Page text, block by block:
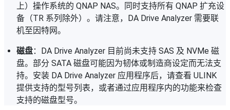
上）操作系统的 QNAP NAS。同时支持所有 QNAP 扩充设
备（TR 系列除外）。请注意，DA Drive Analyzer 需要联
机至因特网。
磁盘：DA Drive Analyzer 目前尚未支持 SAS 及 NVMe 磁
盘。部分 SATA 磁盘可能因为韧体或制造商设定而无法支
持。安装 DA Drive Analyzer 应用程序后，请查看 ULINK
提供支持的型号列表，或者通过应用程序内的功能来检查
支持的磁盘型号。